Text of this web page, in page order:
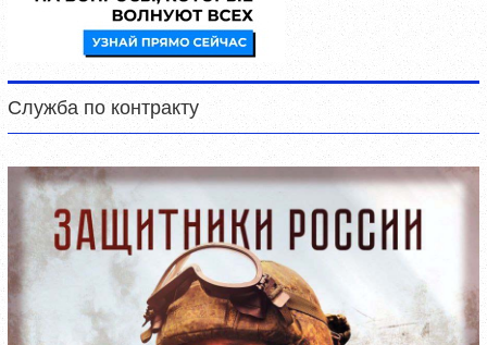
Служба по контракту